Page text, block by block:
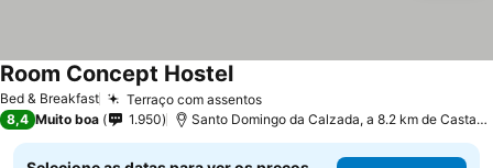
Bed & Breakfast Terraço com assentos
Room Concept Hostel
8,4 Muito boa 1.950 Santo Domingo da Calzada, a 8.2 km de Castañares de Rioja